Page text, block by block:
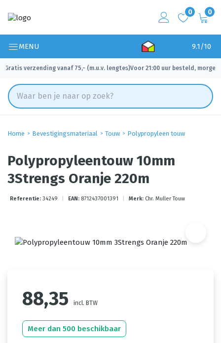
0 0
MENU 9.1/10
Gratis verzending vanaf 75,- (m.u.v. lengtes)
✓ Voor 21:00 uur besteld, morgen
Home Bevestigingsmateriaal Touw Polypropyleen touw
Polypropyleentouw 10mm
3Strengs Oranje 220m
Referentie: 34249 EAN: 8712437001391 Merk: Chr. Muller Touw
88,35 incl. BTW
Meer dan 500 beschikbaar